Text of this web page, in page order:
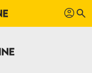
profil search